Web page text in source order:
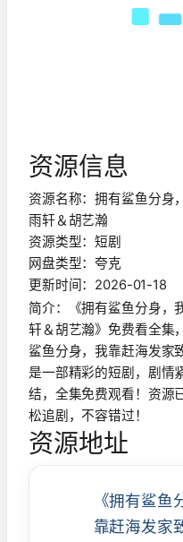
资源信息
资源名称：拥有鲨鱼分身
雨轩＆胡艺瀚
资源类型：短剧
网盘类型：夸克
更新时间：2026-01-18
简介：《拥有鲨鱼分身，
轩＆胡艺瀚》免费看全集
鲨鱼分身，我靠赶海发家
是一部精彩的短剧，剧情
结，全集免费观看！资源
松追剧，不容错过！
资源地址
《拥有鲨鱼
靠赶海发家